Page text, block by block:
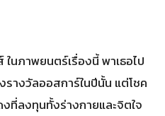
นภาพยนตร์เรื่องนี้ พาเธอไป
รางวัลออสการ์ในปีนั้น แต่โชค
ที่ลงทุนทั้งร่างกายและจิตใจ